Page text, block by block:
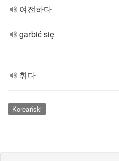
여전하다
garbić się
휘다
Koreański